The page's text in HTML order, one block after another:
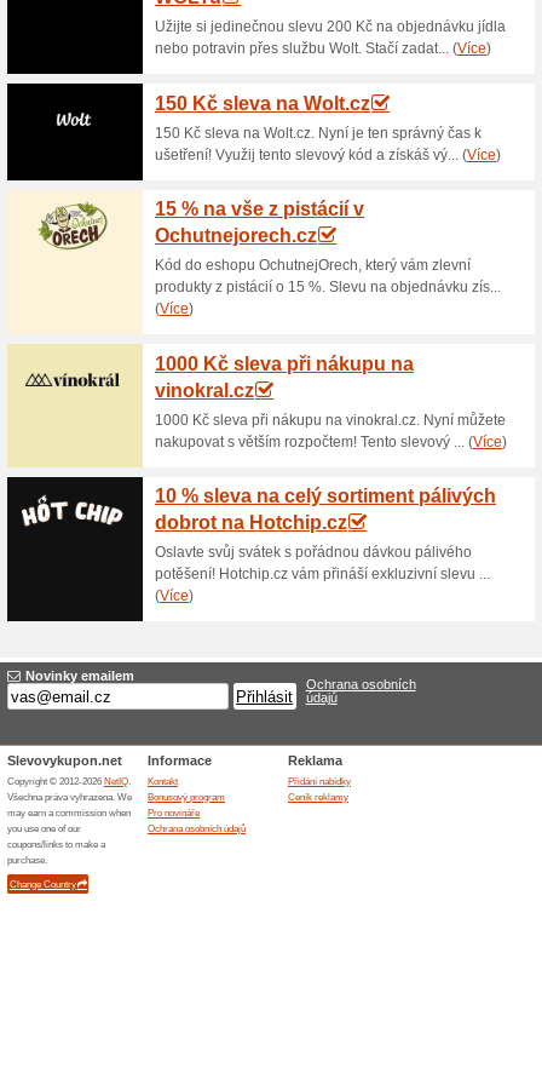
Aktuální slevy a
30 Kč za BOB
60% fungovalo Akce
Když přijde mlsná..víte, jak
bez cukru - pouze z pečené
jen do vyprodání zásob či
40 Kč za Sýrový
74% fungovalo
Akce
Křupavé kousky
bílkovin na 100 g výrobku.